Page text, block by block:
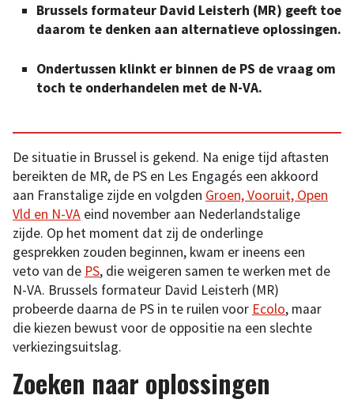
Brussels formateur David Leisterh (MR) geeft toe
daarom te denken aan alternatieve oplossingen.
Ondertussen klinkt er binnen de PS de vraag om
toch te onderhandelen met de N-VA.
De situatie in Brussel is gekend. Na enige tijd aftasten
bereikten de MR, de PS en Les Engagés een akkoord
aan Franstalige zijde en volgden Groen, Vooruit, Open
Vld en N-VA eind november aan Nederlandstalige
zijde. Op het moment dat zij de onderlinge
gesprekken zouden beginnen, kwam er ineens een
veto van de PS, die weigeren samen te werken met de
N-VA. Brussels formateur David Leisterh (MR)
probeerde daarna de PS in te ruilen voor Ecolo, maar
die kiezen bewust voor de oppositie na een slechte
verkiezingsuitslag.
Zoeken naar oplossingen